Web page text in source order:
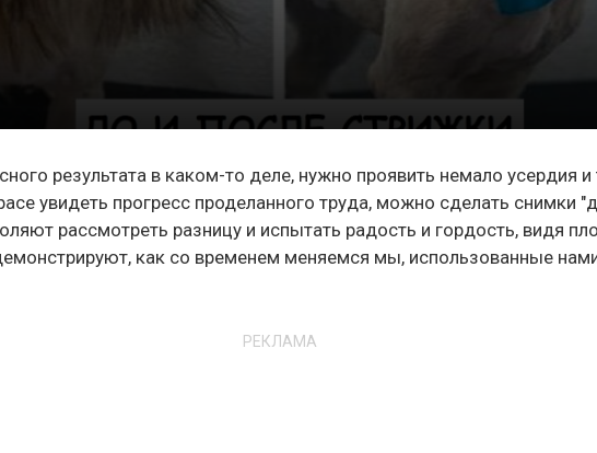
результата в каком-то деле, нужно проявить немало усердия и
увидеть прогресс проделанного труда, можно сделать снимки
рассмотреть разницу и испытать радость и гордость, видя
как со временем меняемся мы, использованные
РЕКЛАМА